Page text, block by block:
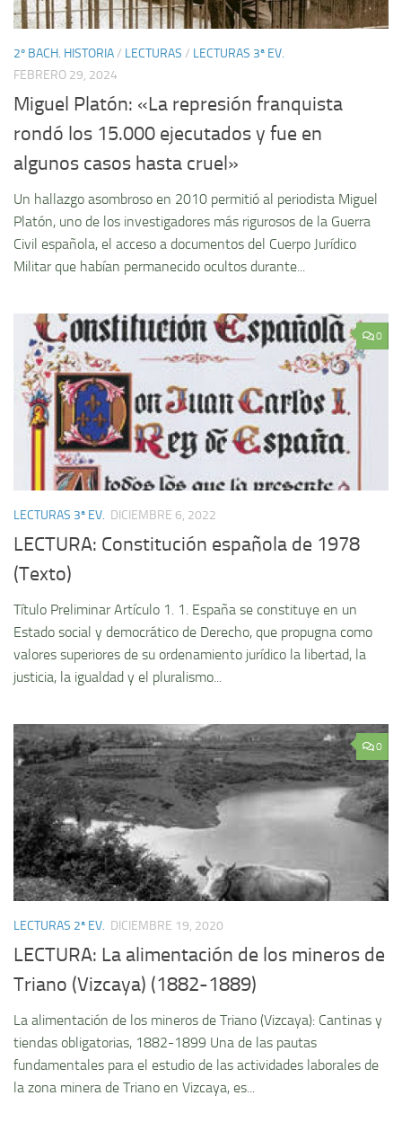
2º BACH. HISTORIA/ LECTURAS / LECTURAS 3ª EV.
FEBRERO 29, 2024
Miguel Platón: «La represión franquista
rondó los 15.000 ejecutados y fue en
algunos casos hasta cruel»
Un hallazgo asombroso en 2010 permitió al periodista Miguel
Platón, uno de los investigadores más rigurosos de la Guerra
Civil española, el acceso a documentos del Cuerpo Jurídico
Militar que habían permanecido ocultos durante...
0
LECTURAS 3ª EV. DICIEMBRE 6, 2022
LECTURA: Constitución española de 1978
(Texto)
Tí­tulo Preliminar Artí­culo 1. 1. España se constituye en un
Estado social y democrático de Derecho, que propugna como
valores superiores de su ordenamiento jurí­dico la libertad, la
justicia, la igualdad y el pluralismo...
0
LECTURAS 2ª EV. DICIEMBRE 19, 2020
LECTURA: La alimentación de los mineros de
Triano (Vizcaya) (1882-1889)
La alimentación de los mineros de Triano (Vizcaya): Cantinas y
tiendas obligatorias, 1882-1899 Una de las pautas
fundamentales para el estudio de las actividades laborales de
la zona minera de Triano en Vizcaya, es...